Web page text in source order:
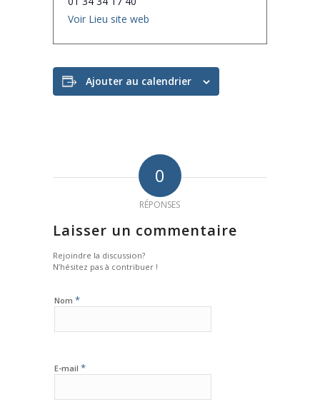
Voir Lieu site web
Ajouter au calendrier
0
RÉPONSES
Laisser un commentaire
Rejoindre la discussion?
N’hésitez pas à contribuer !
Nom *
E-mail *